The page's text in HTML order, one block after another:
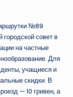
№89
городской совет в
на частные
Для
учащиеся и
скидки. В
— 10 гривен, а